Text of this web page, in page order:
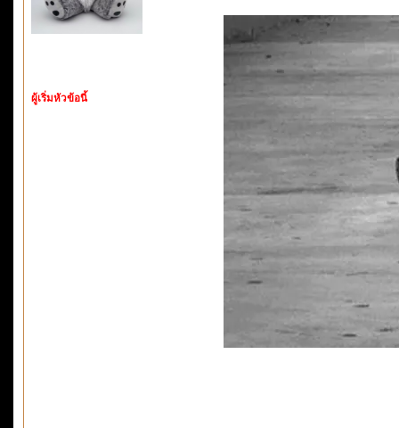
ผู้เริ่มหัวข้อนี้